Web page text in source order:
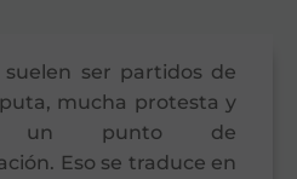
suelen ser partidos de
mucha protesta y
un punto de
Eso se traduce en